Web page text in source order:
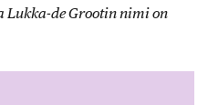
Lukka-de Grootin nimi on